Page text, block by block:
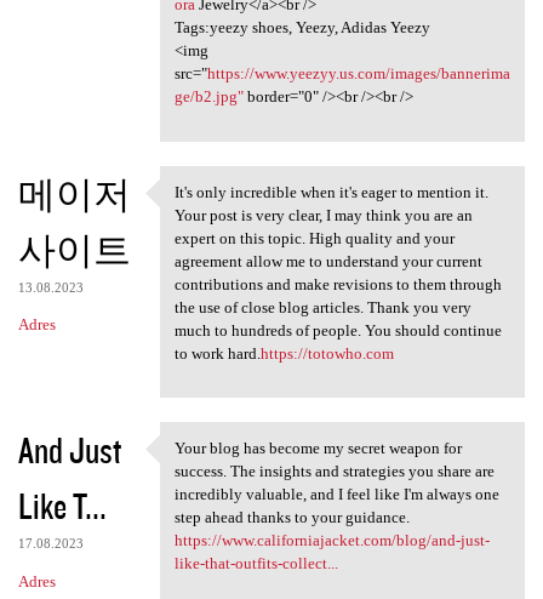
oraJewelry</a><br />
Tags:yeezy shoes, Yeezy, Adidas Yeezy
<img
src="https://www.yeezyy.us.com/images/bannerima
ge/b2.jpg"border="0" /><br /><br />
메이저
사이트
13.08.2023
Adres
It's only incredible when it
It's only incredible when it's eager to mention it.
Your post is very clear, I may think you are an
expert on this topic. High quality and your
agreement allow me to understand your current
contributions and make revisions to them through
the use of close blog articles. Thank you very
much to hundreds of people. You should continue
to work hard. https://totowho.com
And Just
Like T...
17.08.2023
Adres
Your blog has become my
Your blog has become my secret weapon for
success. The insights and strategies you share are
incredibly valuable, and I feel like I'm always one
step ahead thanks to your guidance.
https://www.californiajacket.com/blog/and-just-
like-that-outfits-collect...